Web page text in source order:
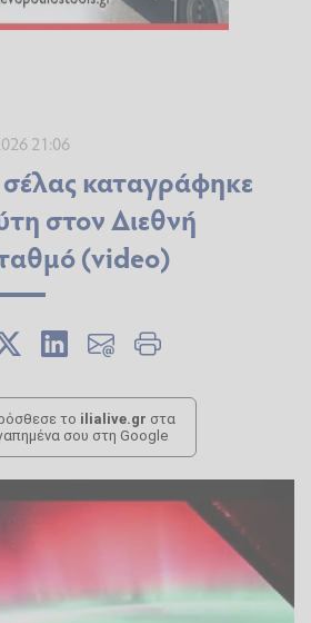
21:06
καταγράφηκε
στον Διεθνή
(video)
το ilialive.gr στα
σου στη Google